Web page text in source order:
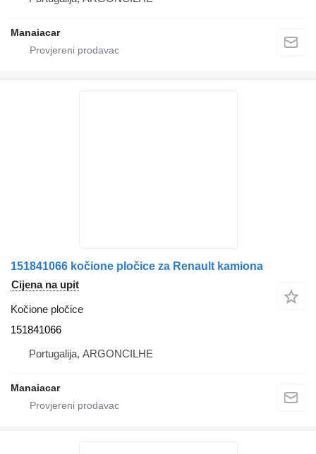
Manaiacar
151841066 kočione pločice za Renault kamiona
Cijena na upit
Kočione pločice
151841066
Portugalija, ARGONCILHE
Manaiacar